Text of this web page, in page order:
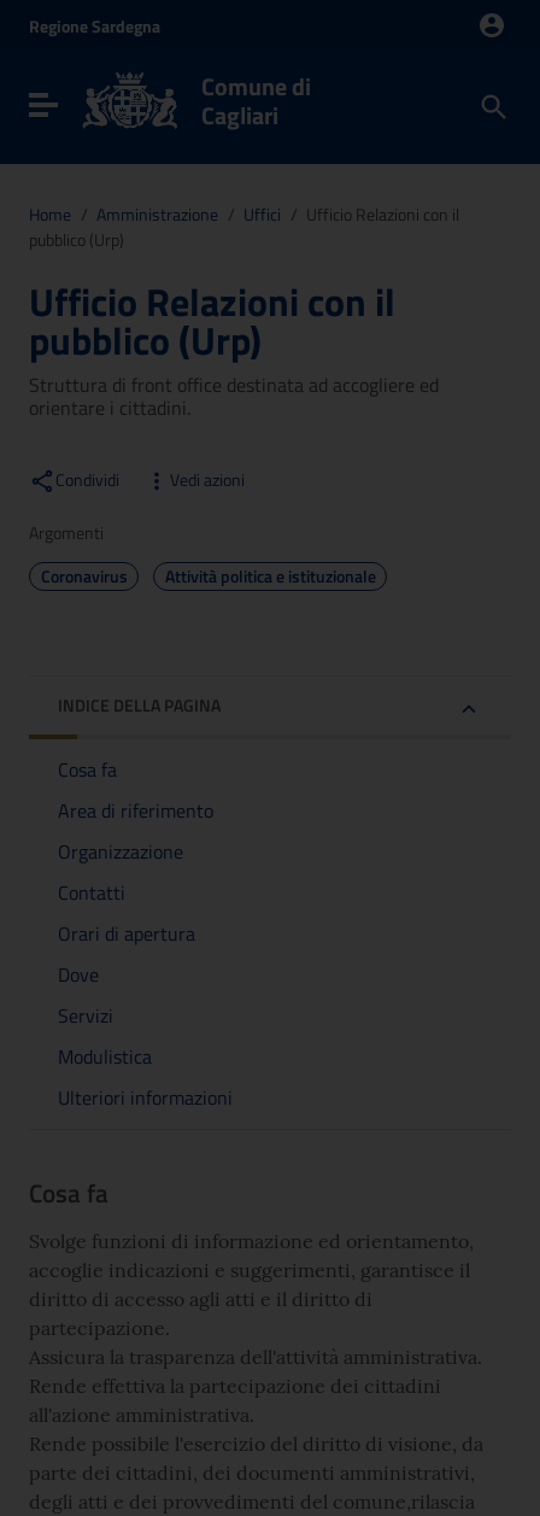
Vai al menu di navigazione
RegioneSardegna
Toggle navigation Comune di
Cagliari
Home / Amministrazione / Uffici / Ufficio Relazioni con il
pubblico (Urp)
Ufficio Relazioni con il
pubblico (Urp)
Struttura di front office destinata ad accogliere ed
orientare i cittadini.
Condividi Vedi azioni
Argomenti
Coronavirus
Attività politica e istituzionale
INDICE DELLA PAGINA
Cosa fa
Area di riferimento
Organizzazione
Contatti
Orari di apertura
Dove
Servizi
Modulistica
Ulteriori informazioni
Cosa fa
Svolge funzioni di informazione ed orientamento,
accoglie indicazioni e suggerimenti, garantisce il
diritto di accesso agli atti e il diritto di
partecipazione.
Assicura la trasparenza dell'attività amministrativa.
Rende effettiva la partecipazione dei cittadini
all'azione amministrativa.
Rende possibile l'esercizio del diritto di visione, da
parte dei cittadini, dei documenti amministrativi,
degli atti e dei provvedimenti del comune,rilascia